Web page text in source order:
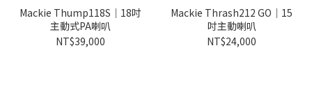
Mackie Thump118S｜18吋
主動式PA喇叭
NT$39,000
Mackie Thrash212 GO｜15
吋主動喇叭
NT$24,000